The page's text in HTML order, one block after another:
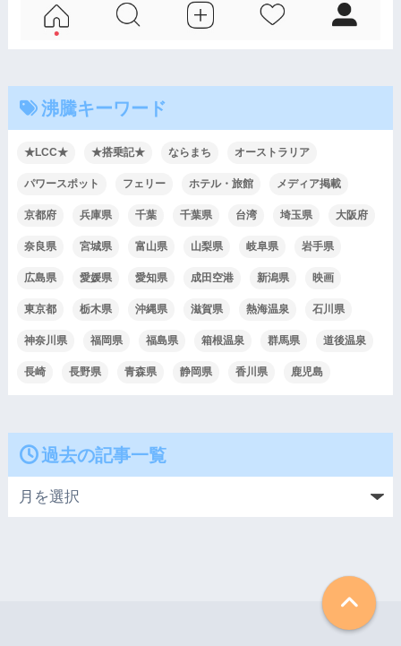
沸騰キーワード
★LCC★ ★搭乗記★ ならまち オーストラリア
パワースポット フェリー ホテル・旅館 メディア掲載
京都府 兵庫県 千葉 千葉県 台湾 埼玉県 大阪府
奈良県 宮城県 富山県 山梨県 岐阜県 岩手県
広島県 愛媛県 愛知県 成田空港 新潟県 映画
東京都 栃木県 沖縄県 滋賀県 熱海温泉 石川県
神奈川県 福岡県 福島県 箱根温泉 群馬県 道後温泉
長崎 長野県 青森県 静岡県 香川県 鹿児島
過去の記事一覧